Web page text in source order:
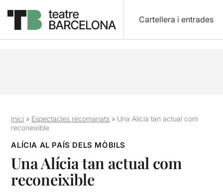
Cartellera i entrades
Inici » Espectacles recomanats » Una Alícia tan actual com
reconeixible
ALÍCIA AL PAÍS DELS MÒBILS
Una Alícia tan actual com
reconeixible